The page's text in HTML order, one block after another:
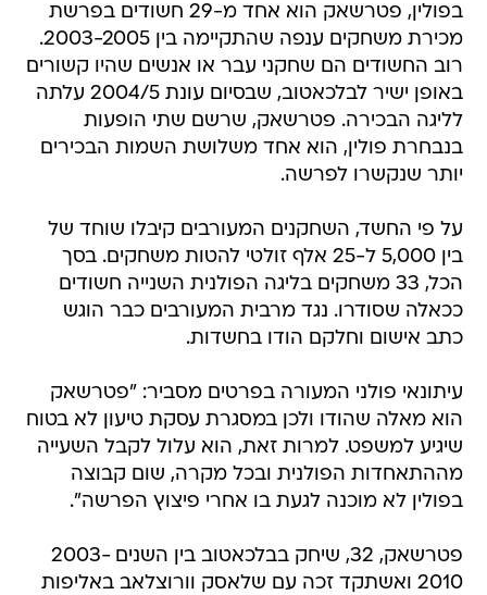
בפולין, פטרשאק הוא אחד מ-29 חשודים בפרשת
מכירת משחקים ענפה שהתקיימה בין 2003-2005.
רוב החשודים הם שחקני עבר או אנשים שהיו קשורים
באופן ישיר לבלכאטוב, שבסיום עונת 2004/5 עלתה
לליגה הבכירה. פטרשאק, שרשם שתי הופעות
בנבחרת פולין, הוא אחד משלושת השמות הבכירים
יותר שנקשרו לפרשה.
על פי החשד, השחקנים המעורבים קיבלו שוחד של
בין 5,000 ל-25 אלף זולטי להטות משחקים. בסך
הכל, 33 משחקים בליגה הפולנית השנייה חשודים
ככאלה שסודרו. נגד מרבית המעורבים כבר הוגש
כתב אישום וחלקם הודו בחשדות.
עיתונאי פולני המעורה בפרטים מסביר: "פטרשאק
הוא מאלה שהודו ולכן במסגרת עסקת טיעון לא בטוח
שיגיע למשפט. למרות זאת, הוא עלול לקבל השעייה
מההתאחדות הפולנית ובכל מקרה, שום קבוצה
בפולין לא מוכנה לגעת בו אחרי פיצוץ הפרשה".
פטרשאק, 32, שיחק בבלכאטוב בין השנים 2003-
2010 ואשתקד זכה עם שלאסק וורוצלאב באליפות